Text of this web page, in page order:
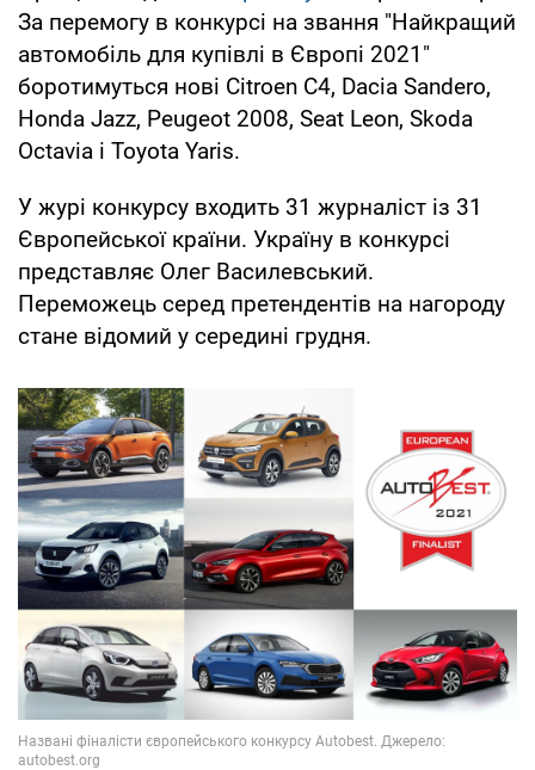
За перемогу в конкурсі на звання "Найкращий
автомобіль для купівлі в Європі 2021"
боротимуться нові Citroen C4, Dacia Sandero,
Honda Jazz, Peugeot 2008, Seat Leon, Skoda
Octavia і Toyota Yaris.
У журі конкурсу входить 31 журналіст із 31
Європейської країни. Україну в конкурсі
представляє Олег Василевський.
Переможець серед претендентів на нагороду
стане відомий у середині грудня.